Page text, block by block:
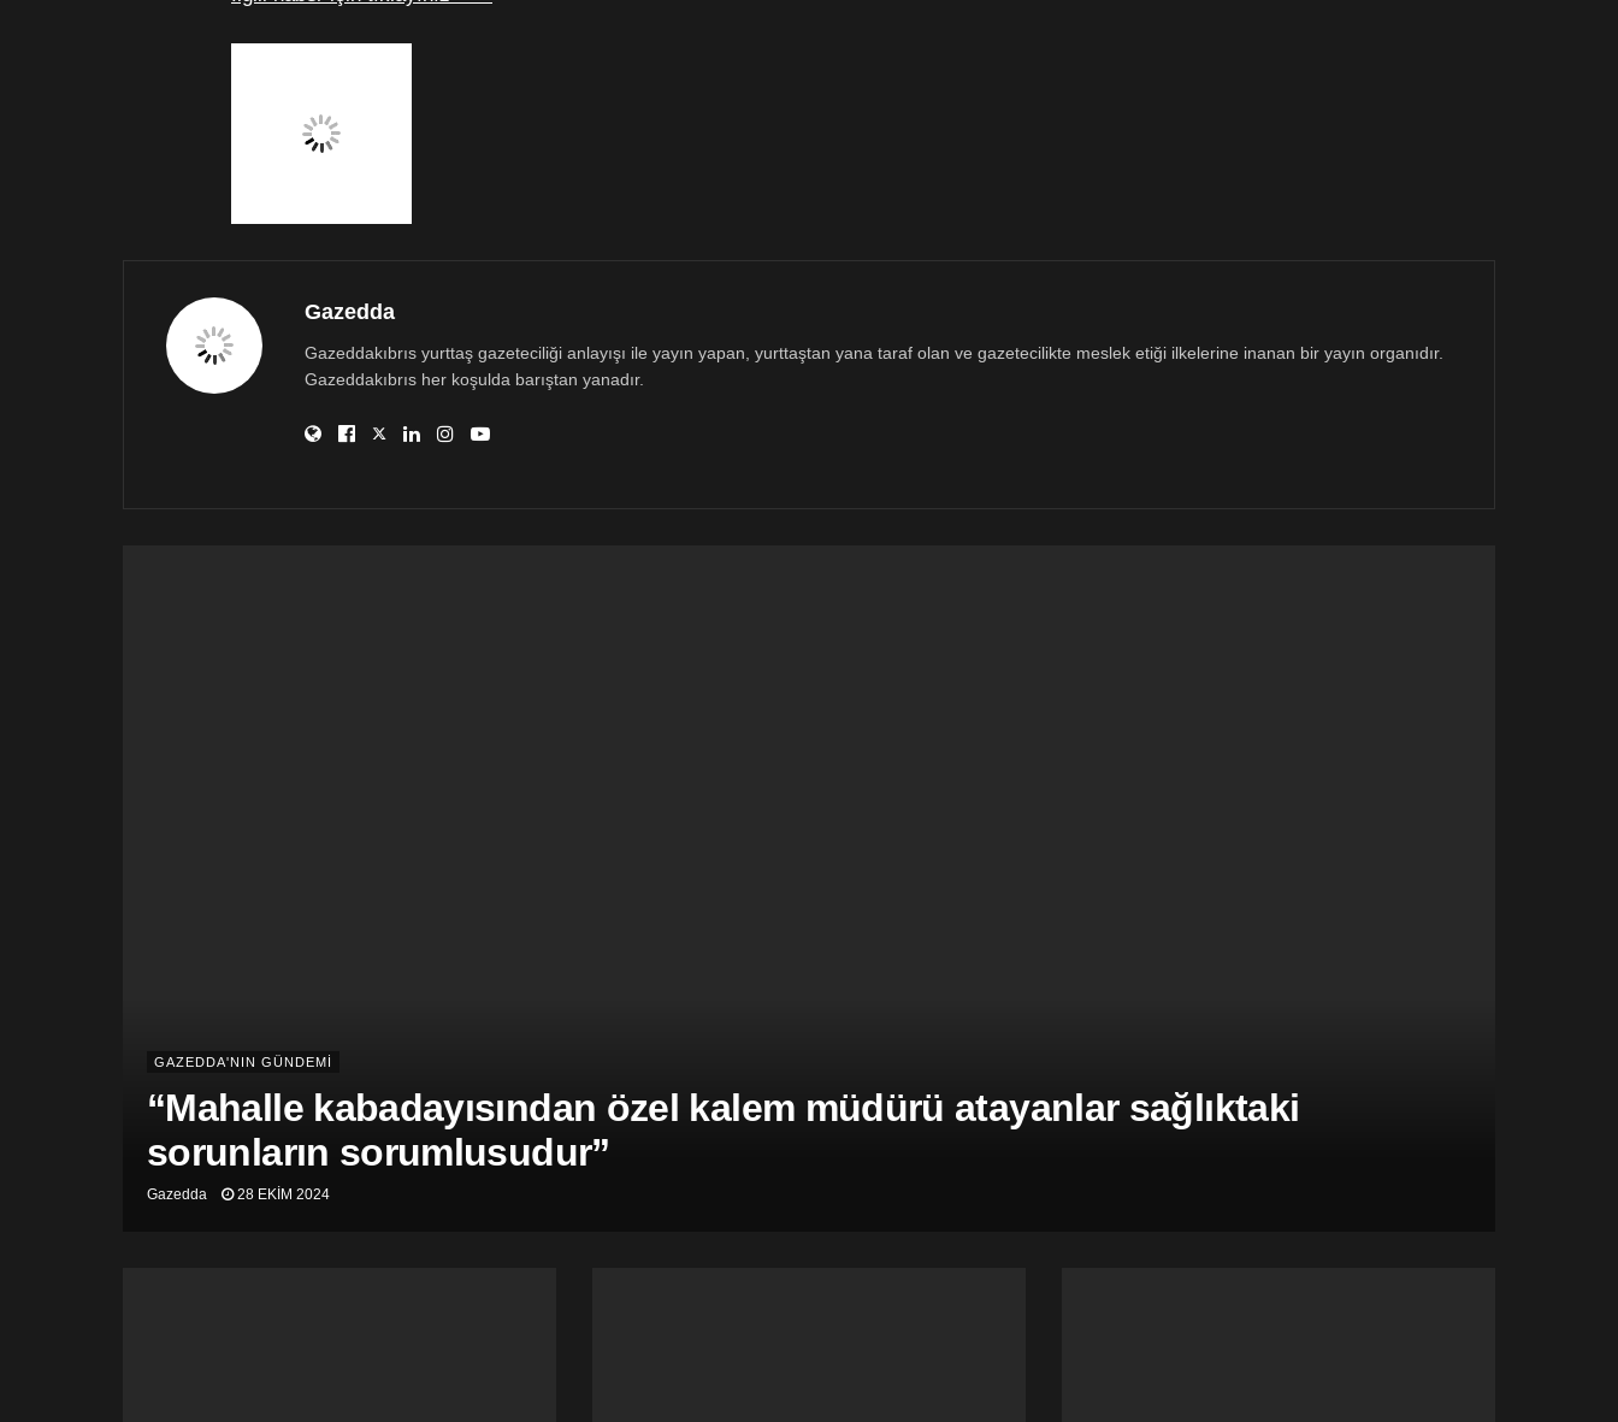
Gazedda
Gazeddakıbrıs yurttaş gazeteciliği anlayışı ile yayın yapan, yurttaştan yana taraf olan ve gazetecilikte meslek etiği ilkelerine inanan bir yayın organıdır.
Gazeddakıbrıs her koşulda barıştan yanadır.
GAZEDDA'NIN GÜNDEMİ
“Mahalle kabadayısından özel kalem müdürü atayanlar sağlıktaki
sorunların sorumlusudur”
Gazedda 28 EKIM 2024